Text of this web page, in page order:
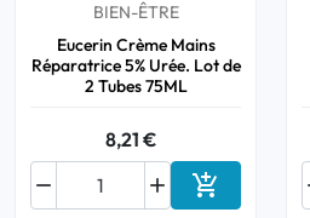
BIEN-ÊTRE
Eucerin Crème Mains
Réparatrice 5% Urée. Lot de
2 Tubes 75ML
8,21 €

 Ajouter au